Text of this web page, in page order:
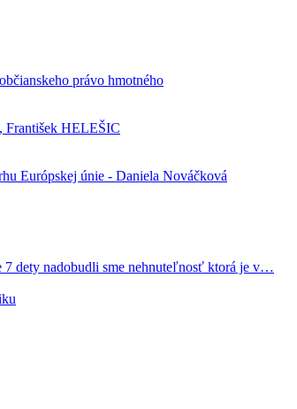
právo hmotného
František HELEŠIC
Európskej únie - Daniela Nováčková
7 dety nadobudli sme nehnuteľnosť ktorá je v…